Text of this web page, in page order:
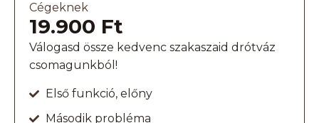
Cégeknek
19.900 Ft
Válogasd össze kedvenc szakaszaid drótváz
csomagunkból!
Első funkció, előny
Második probléma